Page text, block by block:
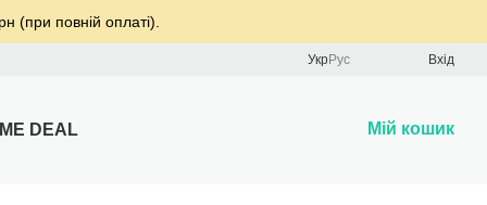
(при повній оплаті).
УкрРус Вхід
DEAL Мій кошик